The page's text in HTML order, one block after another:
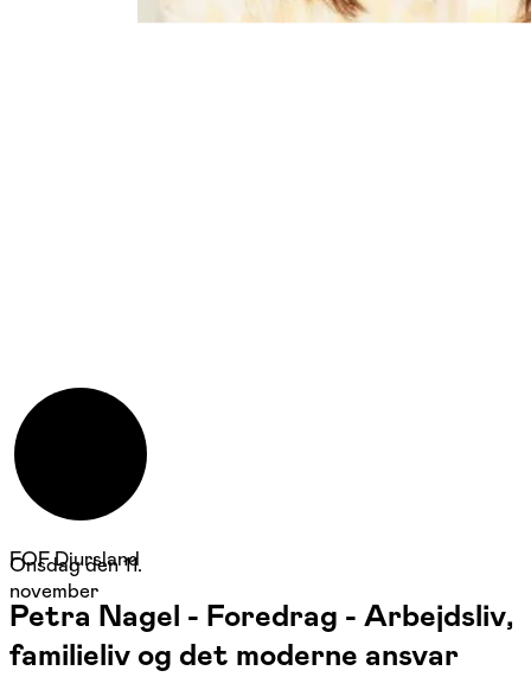
Onsdag den 11.
november
FOF Djursland
Petra Nagel - Foredrag - Arbejdsliv,
familieliv og det moderne ansvar